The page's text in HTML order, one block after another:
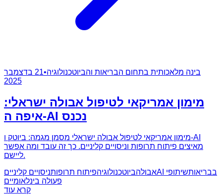
בינה מלאכותית בתחום הבריאות והביוטכנולוגיה•
21 בדצמבר
2025
מימון אמריקאי לטיפול אבולה ישראלי:
איפה ה‑AI נכנס
מימון אמריקאי לטיפול אבולה ישראלי מסמן מגמה: ביוטק ו‑AI
מאיצים פיתוח תרופות וניסויים קליניים. כך זה עובד ומה אפשר
ליישם.
אבולהביוטכנולוגיהפיתוח תרופותניסויים קליניים AI בבריאותשיתופי
פעולה בינלאומיים
קרא עוד